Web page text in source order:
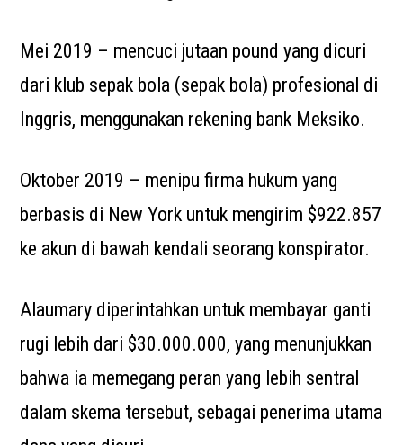
Mei 2019 – mencuci jutaan pound yang dicuri
dari klub sepak bola (sepak bola) profesional di
Inggris, menggunakan rekening bank Meksiko.
Oktober 2019 – menipu firma hukum yang
berbasis di New York untuk mengirim $922.857
ke akun di bawah kendali seorang konspirator.
Alaumary diperintahkan untuk membayar ganti
rugi lebih dari $30.000.000, yang menunjukkan
bahwa ia memegang peran yang lebih sentral
dalam skema tersebut, sebagai penerima utama